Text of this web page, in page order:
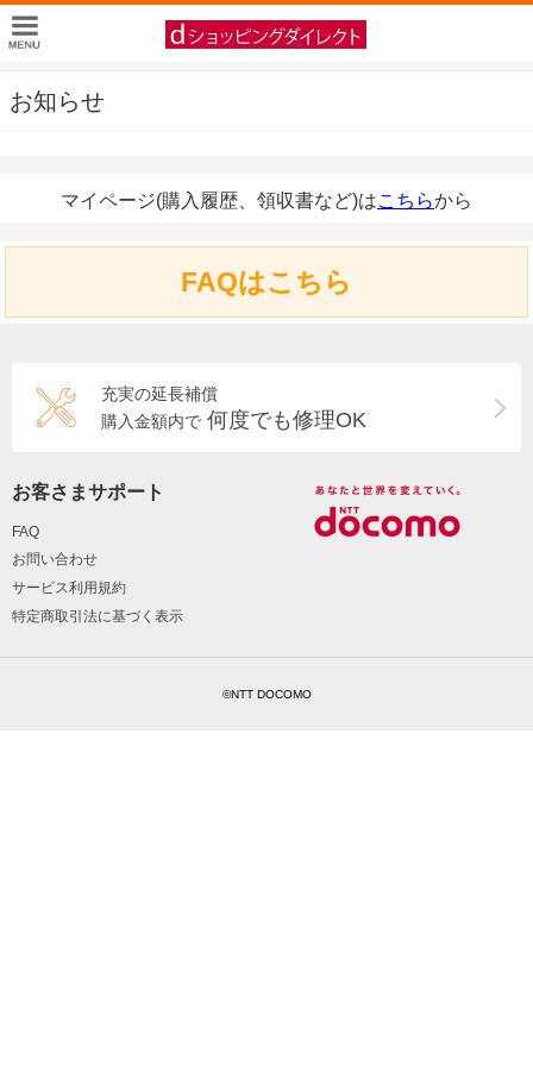
お知らせ
マイページ(購入履歴、領収書など)はこちらから
FAQはこちら
充実の延長補償
購入金額内で 何度でも修理OK
お客さまサポート
FAQ
お問い合わせ
サービス利用規約
特定商取引法に基づく表示
©NTT DOCOMO